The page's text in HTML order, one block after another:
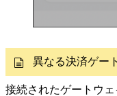
異なる決済ゲー
接続されたゲートウェ